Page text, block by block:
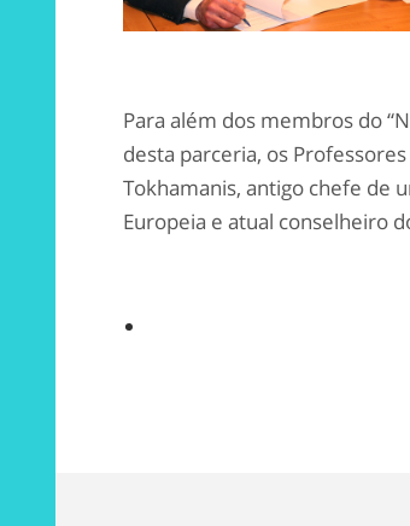
Para além dos membros do
desta parceria, os
Tokhamanis, antigo chefe de
Europeia e atual conselheiro